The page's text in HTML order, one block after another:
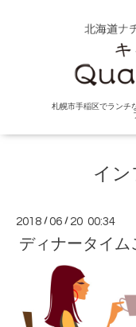
札幌市手稲区でラン
イン
2018 /06 / 20 00:34
ディナータイム